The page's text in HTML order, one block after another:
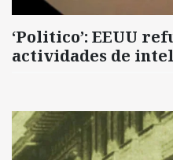
‘Politico’: EEUU
actividades de